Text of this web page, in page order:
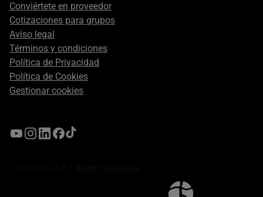
Conviértete en proveedor
Cotizaciones para grupos
Aviso legal
Términos y condiciones
Política de Privacidad
Política de Cookies
Gestionar cookies